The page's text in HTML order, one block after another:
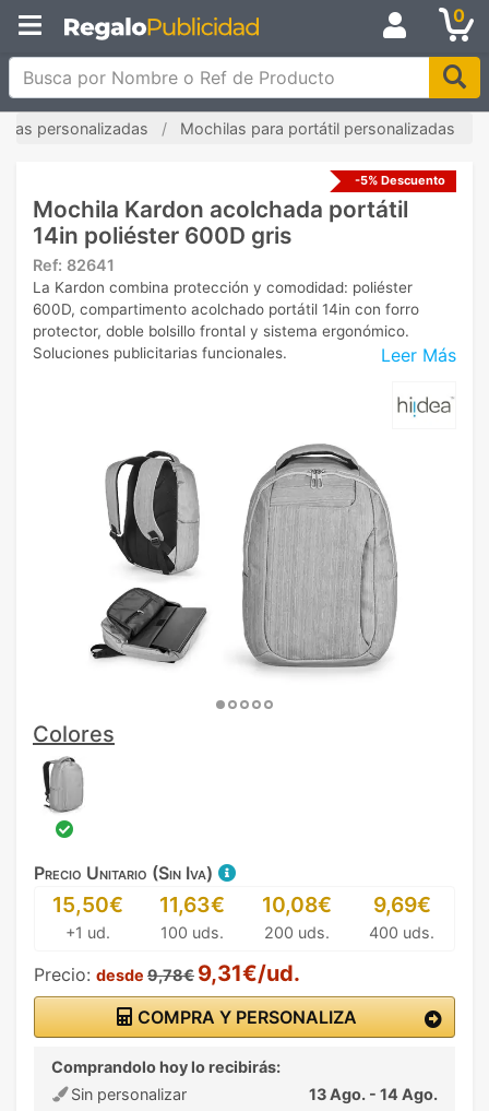
0
Busca por Nombre o Ref de Producto
personalizadas Mochilas para portátil personalizadas
-5% Descuento
Mochila Kardon acolchada portátil
14in poliéster 600D gris
Ref: 82641
Leer Más
La Kardon combina protección y comodidad: poliéster
600D, compartimento acolchado portátil 14in con forro
protector, doble bolsillo frontal y sistema ergonómico.
Soluciones publicitarias funcionales.
Colores
Precio Unitario (Sin Iva)
15,50€
+1 ud.
11,63€
100 uds.
10,08€
200 uds.
9,69€
400 uds.
Precio: desde 9,78€ 9,31€/ud.
COMPRA Y PERSONALIZA
Comprandolo hoy lo recibirás:
Sin personalizar
13 Ago. - 14 Ago.